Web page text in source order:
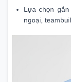
Lựa chọn
ngoại,